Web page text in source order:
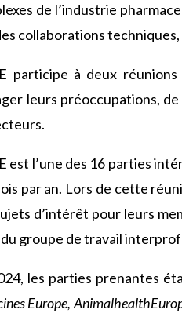
de l’industrie
collaborations
participe à deux
leurs préoccupations,
est l’une des 16 parties
par an. Lors de cette
d’intérêt pour leurs
du groupe de travail
les parties prenantes
Europe,